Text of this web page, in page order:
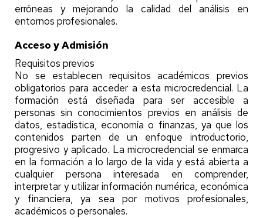
erróneas y mejorando la calidad del análisis en
entornos profesionales.
Acceso y Admisión
Requisitos previos
No se establecen requisitos académicos previos
obligatorios para acceder a esta microcredencial. La
formación está diseñada para ser accesible a
personas sin conocimientos previos en análisis de
datos, estadística, economía o finanzas, ya que los
contenidos parten de un enfoque introductorio,
progresivo y aplicado. La microcredencial se enmarca
en la formación a lo largo de la vida y está abierta a
cualquier persona interesada en comprender,
interpretar y utilizar información numérica, económica
y financiera, ya sea por motivos profesionales,
académicos o personales.